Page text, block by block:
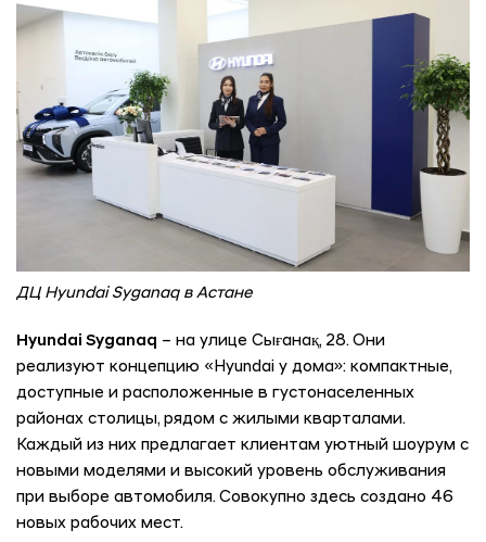
ДЦ Hyundai Syganaq в Астане
Hyundai Syganaq – на улице Сығанақ, 28. Они
реализуют концепцию «Hyundai у дома»: компактные,
доступные и расположенные в густонаселенных
районах столицы, рядом с жилыми кварталами.
Каждый из них предлагает клиентам уютный шоурум с
новыми моделями и высокий уровень обслуживания
при выборе автомобиля. Совокупно здесь создано 46
новых рабочих мест.